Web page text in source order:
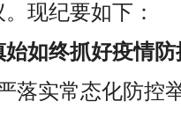
现纪要如下：
始如终抓好疫情防
落实常态化防控